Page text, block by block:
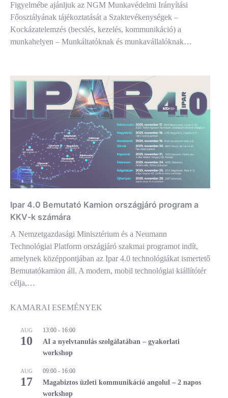
Figyelmébe ajánljuk az NGM Munkavédelmi Irányítási
Főosztályának tájékoztatását a Szaktevékenységek –
Kockázatelemzés (becslés, kezelés, kommunikáció) a
munkahelyen – Munkáltatóknak és munkavállalóknak…
Ipar 4.0 Bemutató Kamion országjáró program a
KKV-k számára
A Nemzetgazdasági Minisztérium és a Neumann
Technológiai Platform országjáró szakmai programot indít,
amelynek középpontjában az Ipar 4.0 technológiákat ismertető
Bemutatókamion áll. A modern, mobil technológiai kiállítótér
célja,…
KAMARAI ESEMÉNYEK
AUG
10
13:00 - 16:00
AI a nyelvtanulás szolgálatában – gyakorlati
workshop
AUG
17
09:00 - 16:00
Magabiztos üzleti kommunikáció angolul – 2 napos
workshop